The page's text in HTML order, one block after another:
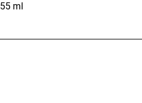
55 ml